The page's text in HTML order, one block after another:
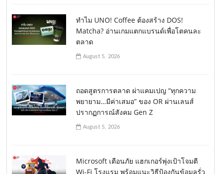
ทำไม UNO! Coffee ต้องสร้าง DOS!
Matcha? อ่านเกมแตกแบรนด์เพื่อโตคนละ
ตลาด
August 5, 2026
ถอดสูตรการตลาด ผ่าแคมเปญ “ทุกความ
พยายาม…มีค่าเสมอ” ของ OR ผ่านเลนส์
ปรากฏการณ์สังคม Gen Z
August 5, 2026
Microsoft เตือนภัย แฮกเกอร์พุ่งเป้าโจมตี
Wi-Fi โรงแรม พร้อมแนะวิธีป้องกันข้อมูลรั่ว